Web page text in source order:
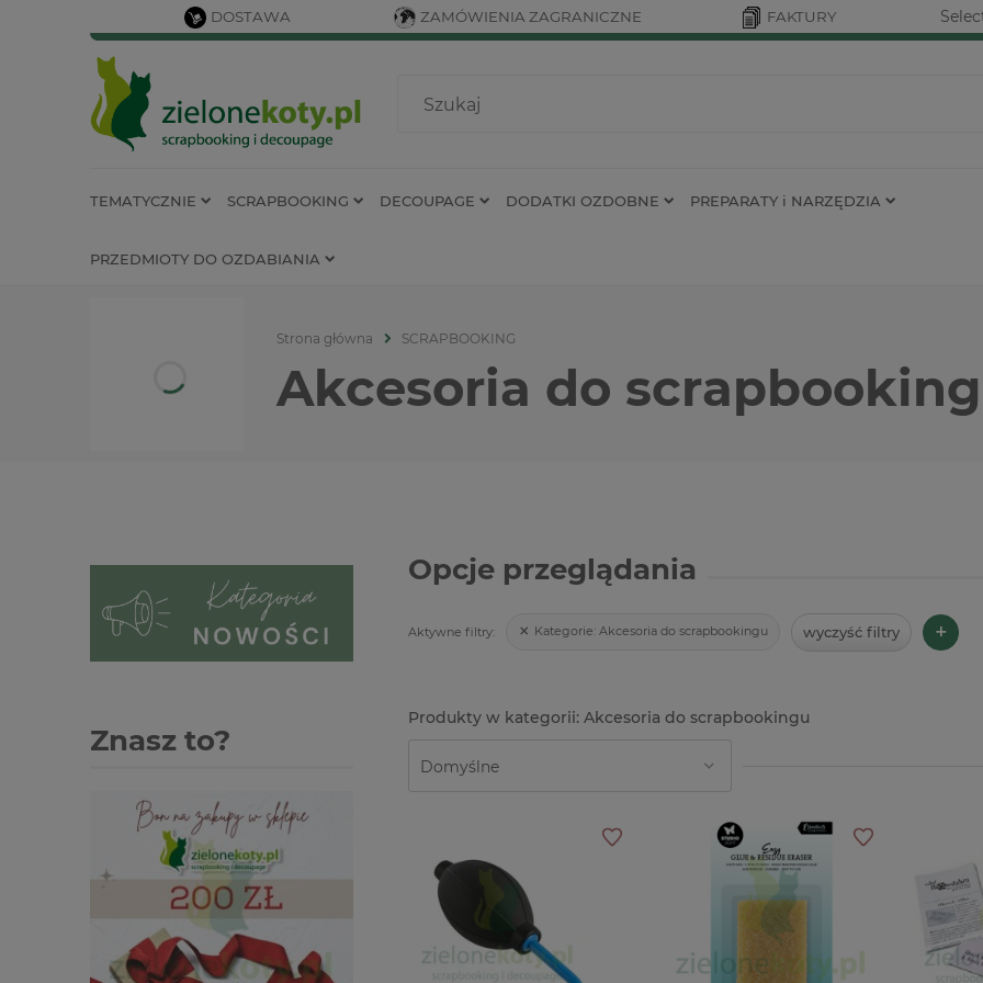
DOSTAWA ZAMÓWIENIA ZAGRANICZNE FAKTURY
TEMATYCZNIE SCRAPBOOKING DECOUPAGE DODATKI OZDOBNE PREPARATY i NARZĘDZIA
PRZEDMIOTY DO OZDABIANIA
Strona główna SCRAPBOOKING
Akcesoria do
Znasz to?
Opcje przeglądania
Aktywne filtry: Kategorie: Akcesoria do scrapbookingu wyczyść filtry +
Akcesoria do scrapbookingu